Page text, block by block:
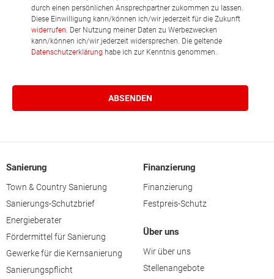
durch einen persönlichen Ansprechpartner zukommen zu lassen.
Diese Einwilligung kann/können ich/wir jederzeit für die Zukunft
widerrufen . Der Nutzung meiner Daten zu Werbezwecken
kann/können ich/wir jederzeit widersprechen. Die geltende
Datenschutzerklärung habe ich zur Kenntnis genommen.
Sanierung
Town & Country Sanierung
Sanierungs-Schutzbrief
Energieberater
Fördermittel für Sanierung
Gewerke für die Kernsanierung
Sanierungspflicht
Finanzierung
Finanzierung
Festpreis-Schutz
Über uns
Wir über uns
Stellenangebote